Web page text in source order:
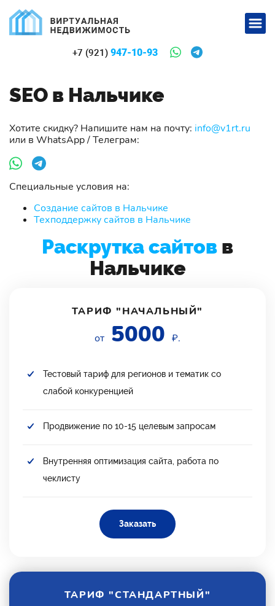
+7 (921) 947-10-93
SEO в Нальчике
Хотите скидку? Напишите нам на почту: info@v1rt.ru
или в WhatsApp / Телеграм:
Специальные условия на:
Создание сайтов в Нальчике
Техподдержку сайтов в Нальчике
Раскрутка сайтов в
Нальчике
ТАРИФ "НАЧАЛЬНЫЙ"
от 5000 ₽.
Тестовый тариф для регионов и тематик со
слабой конкуренцией
Продвижение по 10-15 целевым запросам
Внутренняя оптимизация сайта, работа по
чеклисту
Заказать
ТАРИФ "СТАНДАРТНЫЙ"